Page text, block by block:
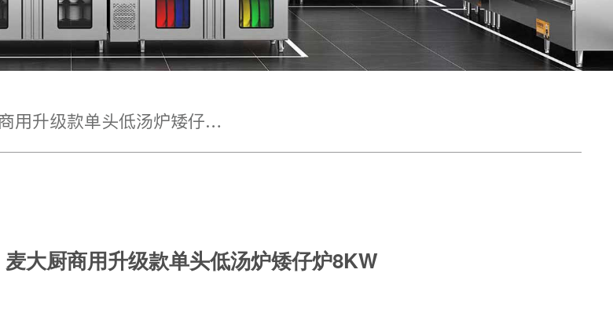
麦大厨商用升级款单头低汤炉矮仔炉8KW
麦大厨商用升级款单头低汤炉矮仔炉8KW